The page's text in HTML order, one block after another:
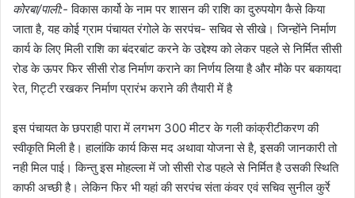
कोरबा/पाली:- विकास कार्यो के नाम पर शासन की राशि का दुरुपयोग कैसे किया
जाता है, यह कोई ग्राम पंचायत रंगोले के सरपंच- सचिव से सीखे। जिन्होंने निर्माण
कार्य के लिए मिली राशि का बंदरबांट करने के उद्देश्य को लेकर पहले से निर्मित सीसी
रोड के ऊपर फिर सीसी रोड निर्माण कराने का निर्णय लिया है और मौके पर बकायदा
रेत, गिट्टी रखकर निर्माण प्रारंभ कराने की तैयारी में है
इस पंचायत के छपराही पारा में लगभग 300 मीटर के गली कांक्रीटीकरण की
स्वीकृति मिली है। हालांकि कार्य किस मद अथावा योजना से है, इसकी जानकारी तो
नही मिल पाई। किन्तु इस मोहल्ला में जो सीसी रोड पहले से निर्मित है उसकी स्थिति
काफी अच्छी है। लेकिन फिर भी यहां की सरपंच संता कंवर एवं सचिव सुनील कुर्रे